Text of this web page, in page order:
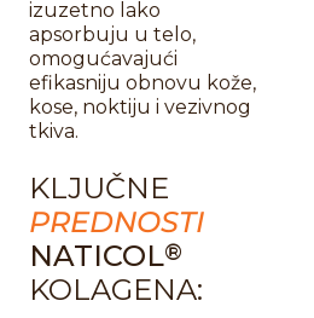
izuzetno lako
apsorbuju u telo,
omogućavajući
efikasniju obnovu kože,
kose, noktiju i vezivnog
tkiva.
KLJUČNE
PREDNOSTI
NATICOL®
KOLAGENA: